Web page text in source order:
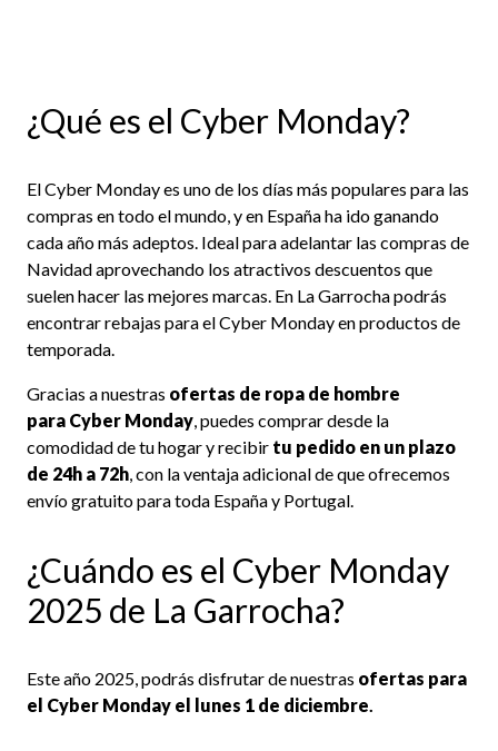
¿Qué es el Cyber Monday?
El Cyber Monday es uno de los días más populares para las
compras en todo el mundo, y en España ha ido ganando
cada año más adeptos. Ideal para adelantar las compras de
Navidad aprovechando los atractivos descuentos que
suelen hacer las mejores marcas. En La Garrocha podrás
encontrar rebajas para el Cyber Monday en productos de
temporada.
Gracias a nuestras ofertas de ropa de hombre
para Cyber Monday, puedes comprar desde la
comodidad de tu hogar y recibir tu pedido en un plazo
de 24h a 72h, con la ventaja adicional de que ofrecemos
envío gratuito para toda España y Portugal.
¿Cuándo es el Cyber Monday
2025 de La Garrocha?
Este año 2025, podrás disfrutar de nuestras ofertas para
el Cyber Monday el lunes 1 de diciembre.